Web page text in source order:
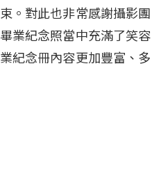
。對此也非常感謝攝影團
業紀念照當中充滿了笑容
紀念冊內容更加豐富、多